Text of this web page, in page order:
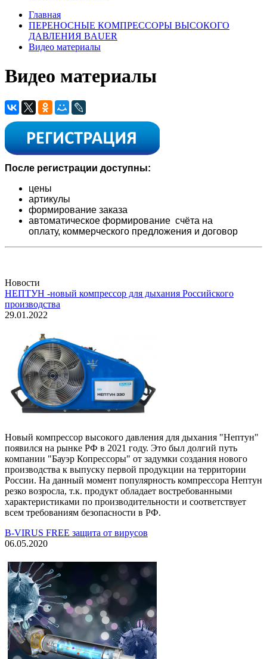
Главная
ПЕРЕНОСНЫЕ КОМПРЕССОРЫ ВЫСОКОГО
ДАВЛЕНИЯ BAUER
Видео материалы
Видео материалы
После регистрации доступны:
цены
артикулы
формирование заказа
автоматическое формирование счёта на
оплату, коммерческого предложения и договор
Новости
НЕПТУН -новый компрессор для дыхания Российского
производства
29.01.2022
Новый компрессор высокого давления для дыхания "Нептун"
появился на рынке РФ в 2021 году. Это был долгий путь
компании "Бауэр Копрессоры" от задумки создания нового
производства к выпуску первой продукции на территории
России. На данный момент популярность компрессора Нептун
резко возросла, т.к. продукт обладает востребованными
характеристиками по производительности и соответствует
всем требованиям безопасности в РФ.
B-VIRUS FREE защита от вирусов
06.05.2020